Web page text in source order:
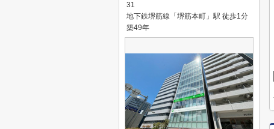
31
地下鉄堺筋線「堺筋本町」駅 徒歩1分
築49年